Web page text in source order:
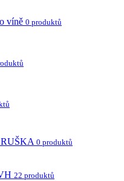
víně 0 produktů
0 produktů
22 produktů